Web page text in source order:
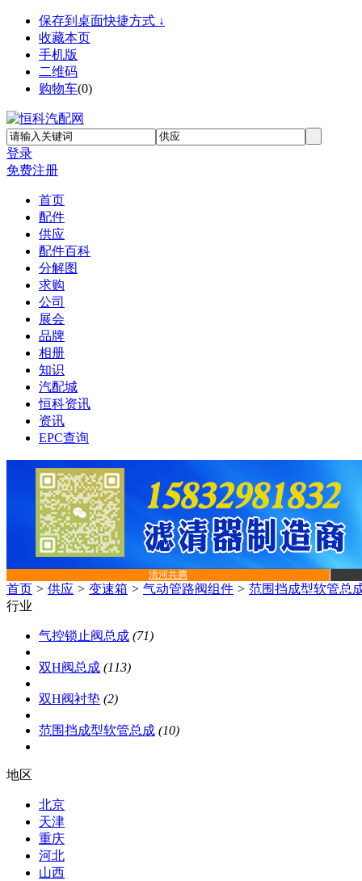
保存到桌面快捷方式 ↓
收藏本页
手机版
二维码
购物车(0)
登录
免费注册
首页
配件
供应
配件百科
分解图
求购
公司
展会
品牌
相册
知识
汽配城
恒科资讯
资讯
EPC查询
清河共腾
首页 > 供应 > 变速箱 > 气动管路阀组件 > 范围挡成型软管总
行业
气控锁止阀总成 (71)
双H阀总成 (113)
双H阀衬垫 (2)
范围挡成型软管总成 (10)
地区
北京
天津
重庆
河北
山西